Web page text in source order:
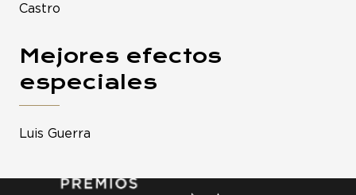
Castro
Mejores efectos
especiales
Luis Guerra